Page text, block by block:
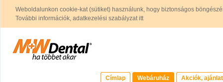
Weboldalunkon cookie-kat (sütiket) használunk, hogy biztonságos
További információk, adatkezelési szabályzat itt
Címlap Webáruház
Akciók,